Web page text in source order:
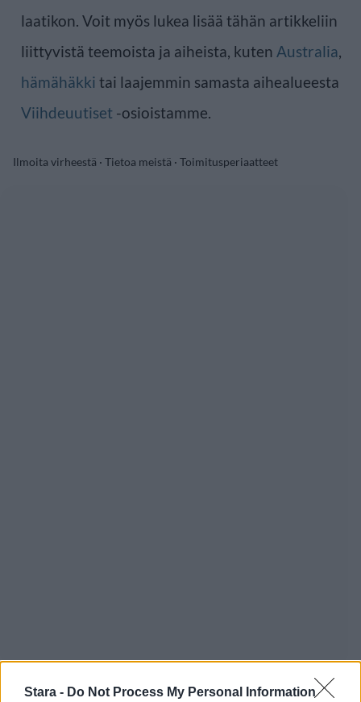
Stara - Do Not Process My Personal Information
laatikon. Voit myös lukea lisää tähän artikkeliin
liittyvistä teemoista ja aiheista, kuten Australia,
hämähäkki tai laajemmin samasta aihealueesta
Viihdeuutiset -osioistamme.
Ilmoita virheestä · Tietoa meistä · Toimitusperiaatteet